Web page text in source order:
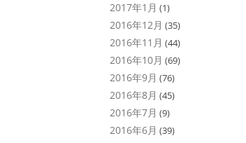
2017年1月 (1)
2016年12月 (35)
2016年11月 (44)
2016年10月 (69)
2016年9月 (76)
2016年8月 (45)
2016年7月 (9)
2016年6月 (39)